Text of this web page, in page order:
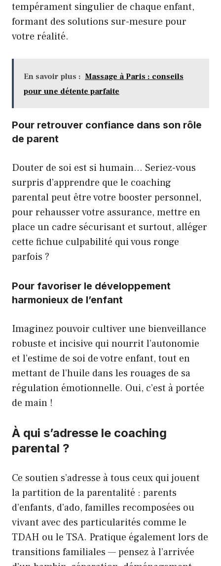
tempérament singulier de chaque enfant,
formant des solutions sur-mesure pour
votre réalité.
En savoir plus : Massage à Paris : conseils
pour une détente parfaite
Pour retrouver confiance dans son rôle
de parent
Douter de soi est si humain… Seriez-vous
surpris d’apprendre que le coaching
parental peut être votre booster personnel,
pour rehausser votre assurance, mettre en
place un cadre sécurisant et surtout, alléger
cette fichue culpabilité qui vous ronge
parfois ?
Pour favoriser le développement
harmonieux de l’enfant
Imaginez pouvoir cultiver une bienveillance
robuste et incisive qui nourrit l’autonomie
et l’estime de soi de votre enfant, tout en
mettant de l’huile dans les rouages de sa
régulation émotionnelle. Oui, c’est à portée
de main !
À qui s’adresse le coaching
parental ?
Ce soutien s’adresse à tous ceux qui jouent
la partition de la parentalité : parents
d’enfants, d’ado, familles recomposées ou
vivant avec des particularités comme le
TDAH ou le TSA. Pratique également lors de
transitions familiales — pensez à l’arrivée